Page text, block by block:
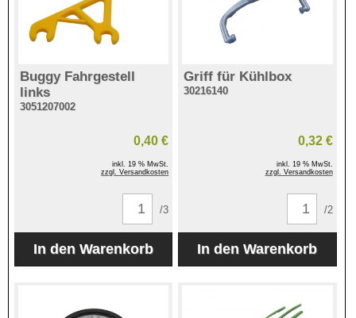
Buggy Fahrgestell
links
3051207002
0,40 €
inkl. 19 % MwSt.
zzgl. Versandkosten
/3
Griff für Kühlbox
30216140
0,32 €
inkl. 19 % MwSt.
zzgl. Versandkosten
/2